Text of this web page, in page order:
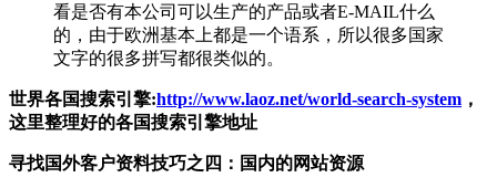
看是否有本公司可以生产的产品或者E-MAIL什么
的，由于欧洲基本上都是一个语系，所以很多国家
文字的很多拼写都很类似的。
世界各国搜索引擎:http://www.laoz.net/world-search-system ，
这里整理好的各国搜索引擎地址
寻找国外客户资料技巧之四：国内的网站资源